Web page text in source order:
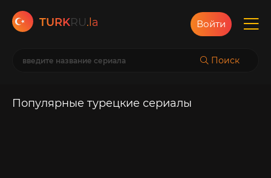
TURKRU.la
Поиск
Войти
Популярные турецкие сериалы